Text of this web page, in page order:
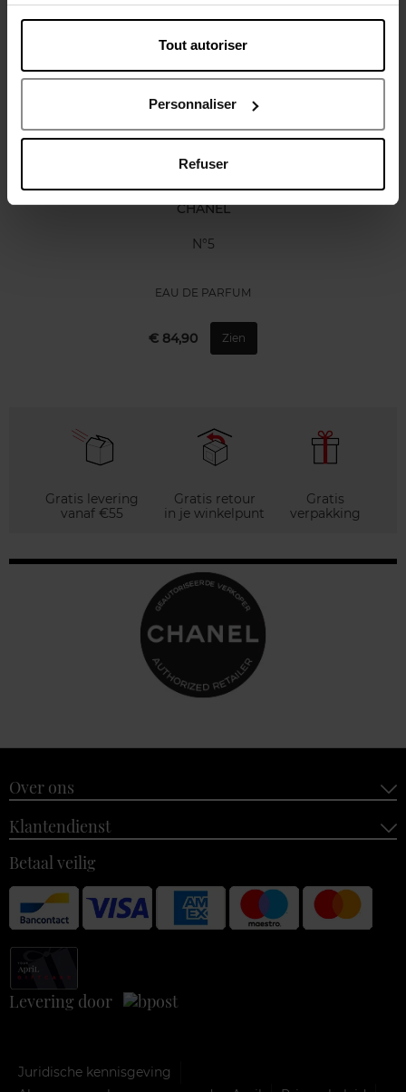
Tout autoriser
Personnaliser
Refuser
Nog iets vergeten ?
CHANEL
N°5
EAU DE PARFUM
€ 84,90 Zien
Gratis levering
vanaf €55
Gratis retour
in je winkelpunt
Gratis
verpakking
Over ons
Klantendienst
Betaal veilig
Levering door
Juridische kennisgeving